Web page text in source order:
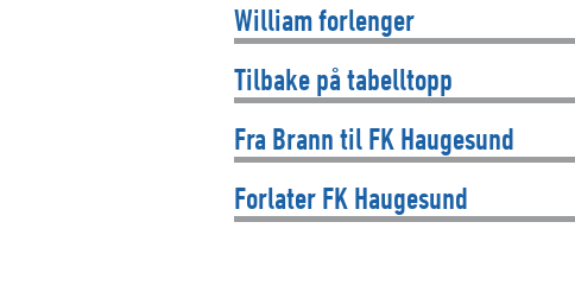
William forlenger
Tilbake på tabelltopp
Fra Brann til FK Haugesund
Forlater FK Haugesund